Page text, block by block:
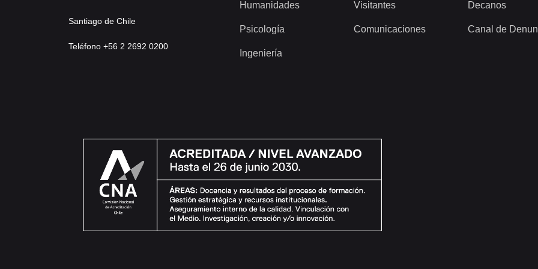
Santiago de Chile
Teléfono +56 2 2692 0200
Humanidades
Psicología
Ingeniería
Visitantes
Comunicaciones
Decanos
Canal de